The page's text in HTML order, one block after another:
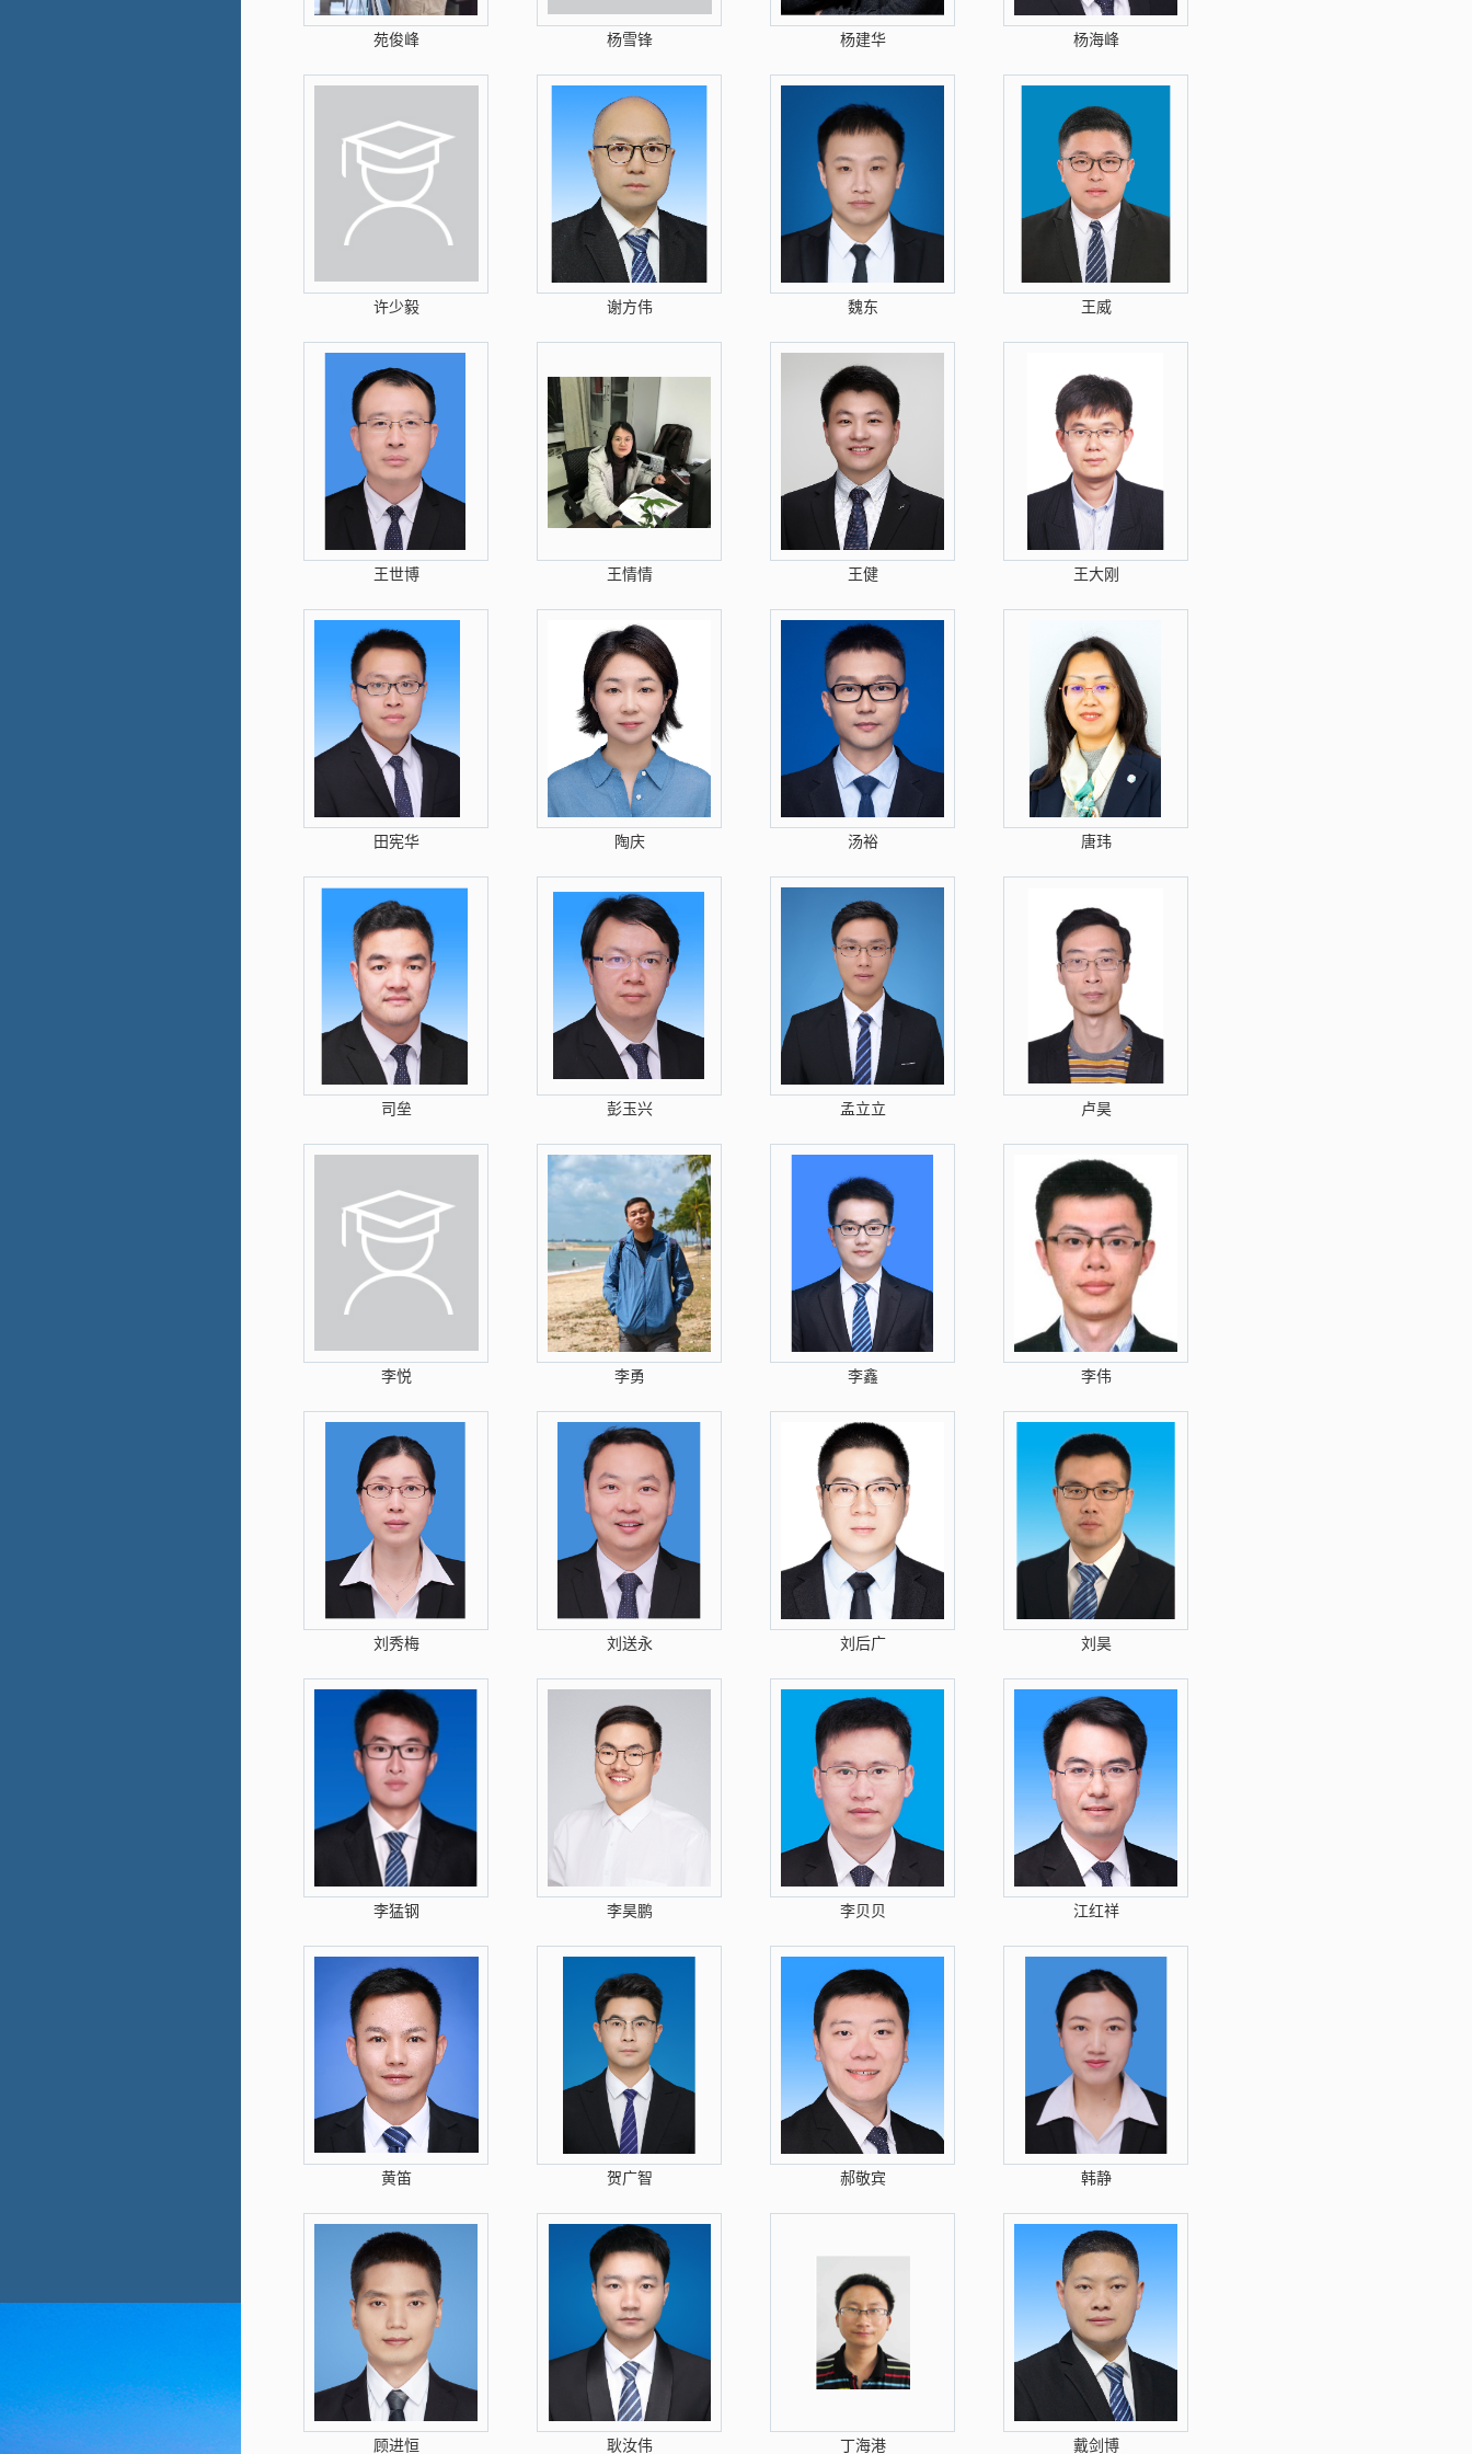
苑俊峰 杨雪锋 杨建华 杨海峰
许少毅 谢方伟 魏东 王威
王世博 王情情 王健 王大刚
田宪华 陶庆 汤裕 唐玮
司垒 彭玉兴 孟立立 卢昊
李悦 李勇 李鑫 李伟
刘秀梅 刘送永 刘后广 刘昊
李猛钢 李昊鹏 李贝贝 江红祥
黄笛 贺广智 郝敬宾 韩静
顾进恒 耿汝伟 丁海港 戴剑博